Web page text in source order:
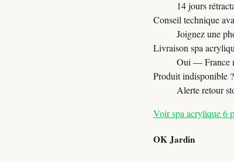
14 jours
Conseil technique
Joignez une
Livraison spa
Oui — France
Produit indisponible ?
Alerte retour
Voir spa acrylique 6
OK Jardin